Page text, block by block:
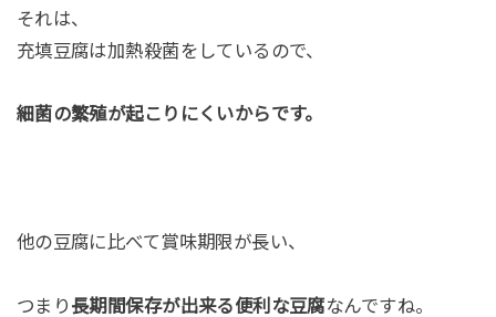
それは、
充填豆腐は加熱殺菌をしているので、
細菌の繁殖が起こりにくいからです。
他の豆腐に比べて賞味期限が長い、
つまり 長期間保存が出来る便利な豆腐なんですね。